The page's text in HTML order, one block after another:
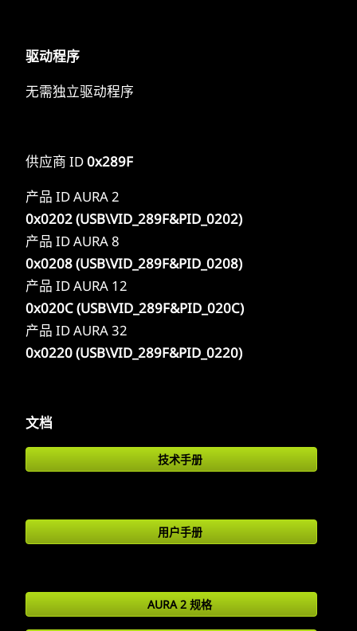
驱动程序
无需独立驱动程序
供应商 ID0x289F
产品 ID AURA 2
0x0202 (USB\VID_289F&PID_0202)
产品 ID AURA 8
0x0208 (USB\VID_289F&PID_0208)
产品 ID AURA 12
0x020C (USB\VID_289F&PID_020C)
产品 ID AURA 32
0x0220 (USB\VID_289F&PID_0220)
文档
技术手册
用户手册
AURA 2 规格